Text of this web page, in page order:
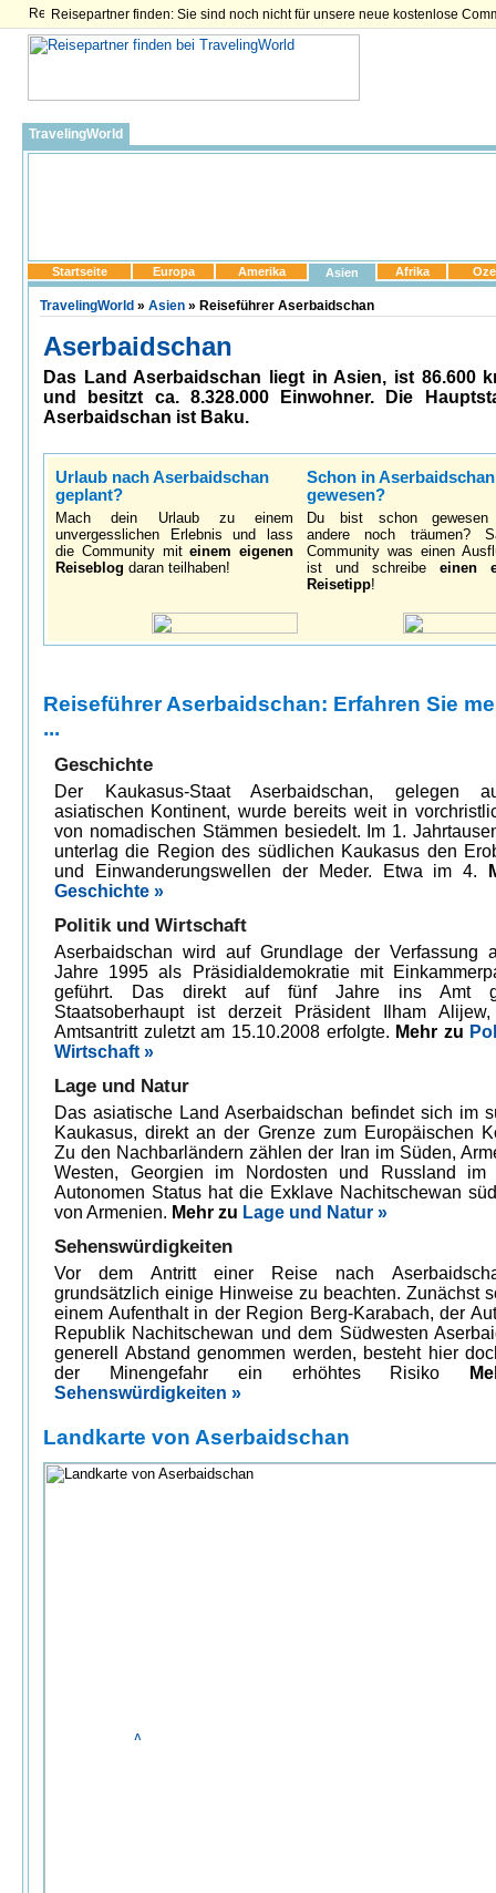
Reisepartner finden: Sie sind noch nicht für unsere neue kostenlose
TravelingWorld
Startseite Europa Amerika Asien Afrika
TravelingWorld » Asien » Reiseführer Aserbaidschan
Aserbaidschan
Das Land Aserbaidschan liegt in Asien, ist 86.600
und besitzt ca. 8.328.000 Einwohner. Die
Aserbaidschan ist Baku.
Urlaub nach Aserbaidschan
geplant?
Mach dein Urlaub zu einem
unvergesslichen Erlebnis und lass
die Community miteinem eigenen
Reiseblog daran teilhaben!
Schon in Aserbaidschan
gewesen?
Du bist schon gewesen
andere noch träumen?
Community was einen
ist und schreibe einen
Reisetipp!
Reiseführer Aserbaidschan: Erfahren Sie
...
Geschichte
Der Kaukasus-Staat Aserbaidschan, gelegen
asiatischen Kontinent, wurde bereits weit in
von nomadischen Stämmen besiedelt. Im 1.
unterlag die Region des südlichen Kaukasus den
und Einwanderungswellen der Meder. Etwa im 4.
Geschichte »
Politik und Wirtschaft
Aserbaidschan wird auf Grundlage der Verfassung
Jahre 1995 als Präsidialdemokratie mit
geführt. Das direkt auf fünf Jahre ins Amt
Staatsoberhaupt ist derzeit Präsident Ilham
Amtsantritt zuletzt am 15.10.2008 erfolgte. Mehr zu
Wirtschaft »
Lage und Natur
Das asiatische Land Aserbaidschan befindet sich im
Kaukasus, direkt an der Grenze zum Europäischen
Zu den Nachbarländern zählen der Iran im Süden,
Westen, Georgien im Nordosten und Russland im
Autonomen Status hat die Exklave Nachitschewan
von Armenien. Mehr zu Lage und Natur »
Sehenswürdigkeiten
Vor dem Antritt einer Reise nach
grundsätzlich einige Hinweise zu beachten. Zunächst
einem Aufenthalt in der Region Berg-Karabach, der
Republik Nachitschewan und dem Südwesten
generell Abstand genommen werden, besteht hier
der Minengefahr ein erhöhtes Risiko
Sehenswürdigkeiten »
Landkarte von Aserbaidschan